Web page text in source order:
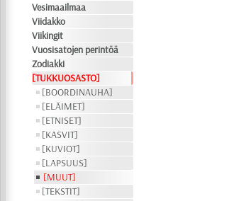
Vesimaailmaa
Viidakko
Viikingit
Vuosisatojen perintöä
Zodiakki
[TUKKUOSASTO]
[BOORDINAUHA]
[ELÄIMET]
[ETNISET]
[KASVIT]
[KUVIOT]
[LAPSUUS]
[MUUT]
[TEKSTIT]